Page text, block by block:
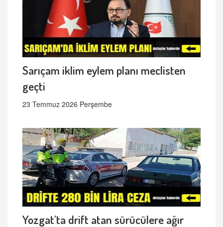
Sarıçam iklim eylem planı meclisten
geçti
23 Temmuz 2026 Perşembe
Yozgat'ta drift atan sürücülere ağır